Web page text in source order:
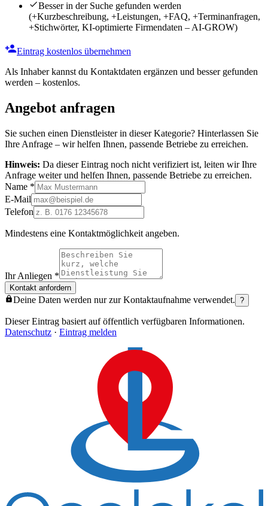
Besser in der Suche gefunden werden
(+Kurzbeschreibung, +Leistungen, +FAQ, +Terminanfragen,
+Stichwörter, KI-optimierte Firmendaten – AI-GROW)
Eintrag kostenlos übernehmen
Als Inhaber kannst du Kontaktdaten ergänzen und besser gefunden
werden – kostenlos.
Angebot anfragen
Sie suchen einen Dienstleister in dieser Kategorie? Hinterlassen Sie
Ihre Anfrage – wir helfen Ihnen, passende Betriebe zu erreichen.
Hinweis: Da dieser Eintrag noch nicht verifiziert ist, leiten wir Ihre
Anfrage weiter und helfen Ihnen, passende Betriebe zu erreichen.
Name *
E-Mail
Telefon
Mindestens eine Kontaktmöglichkeit angeben.
Ihr Anliegen *
Kontakt anfordern
Deine Daten werden nur zur Kontaktaufnahme verwendet. ?
Dieser Eintrag basiert auf öffentlich verfügbaren Informationen.
Datenschutz · Eintrag melden